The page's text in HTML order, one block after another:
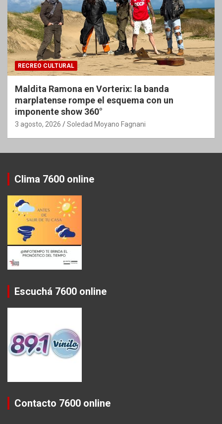
RECREO CULTURAL
Maldita Ramona en Vorterix: la banda
marplatense rompe el esquema con un
imponente show 360°
3 agosto, 2026 Soledad Moyano Fagnani
Clima 7600 online
Escuchá 7600 online
Contacto 7600 online